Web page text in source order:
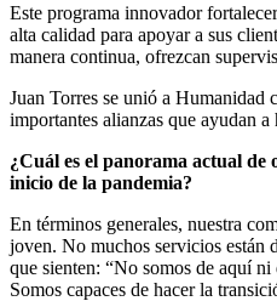
Este programa innovador
alta calidad para apoyar a sus
manera continua, ofrezcan
Juan Torres se unió a Humanidad
importantes alianzas que ayudan a
¿Cuál es el panorama actual de
inicio de la pandemia?
En términos generales, nuestra
joven. No muchos servicios están
que sienten: “No somos de aquí ni
Somos capaces de hacer la